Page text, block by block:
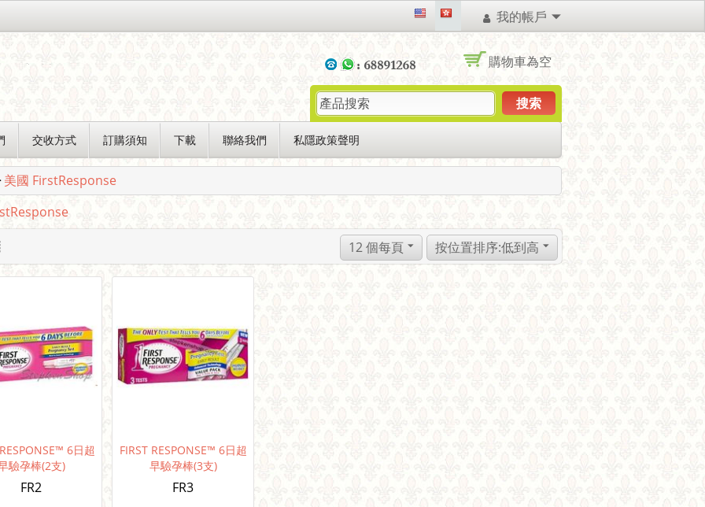
我的帳戶
購物車為空
搜索
交收方式 訂購須知 下載 聯絡我們 私隱政策聲明
美國 FirstResponse
按位置排序:低到高
12 個每頁
6日超
驗孕棒(2支)
FR2
FIRST RESPONSE™ 6日超
早驗孕棒(3支)
FR3